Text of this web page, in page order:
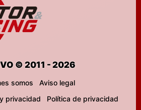
© 2011 - 2026
somos
Aviso legal
privacidad
Política de privacidad